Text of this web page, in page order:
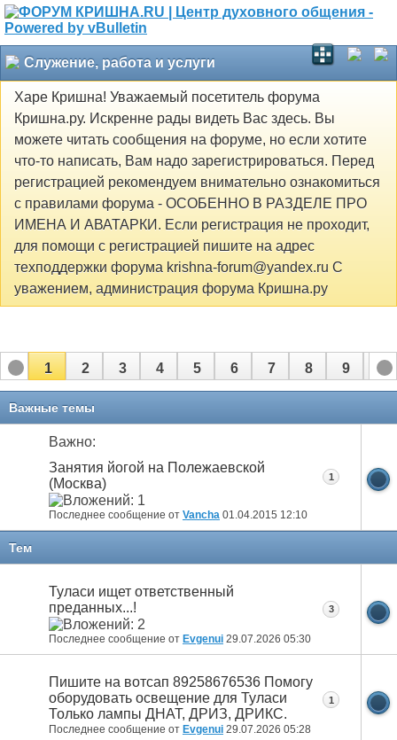
Служение, работа и услуги
Харе Кришна! Уважаемый посетитель форума
Кришна.ру. Искренне рады видеть Вас здесь. Вы
можете читать сообщения на форуме, но если хотите
что-то написать, Вам надо зарегистрироваться. Перед
регистрацией рекомендуем внимательно ознакомиться
с правилами форума - ОСОБЕННО В РАЗДЕЛЕ ПРО
ИМЕНА И АВАТАРКИ. Если регистрация не проходит,
для помощи с регистрацией пишите на адрес
техподдержки форума krishna-forum@yandex.ru С
уважением, администрация форума Кришна.ру
1 2 3 4 5 6 7 8 9 10
11 12
Важные темы
Важно:
Занятия йогой на Полежаевской
(Москва)
Последнее сообщение от Vancha 01.04.2015 12:10
1
Тем
Туласи ищет ответственный
преданных...!
Последнее сообщение от Evgenui 29.07.2026 05:30
3
Пишите на вотсап 89258676536 Помогу
оборудовать освещение для Туласи
Только лампы ДНАТ, ДРИЗ, ДРИКС.
Последнее сообщение от Evgenui 29.07.2026 05:28
1